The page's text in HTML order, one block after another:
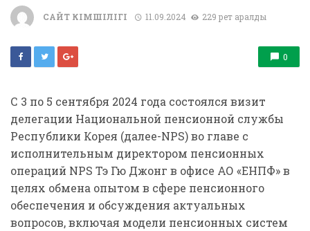
САЙТ ӘКІМШІЛІГІ 11.09.2024 229 рет қаралды
0
С 3 по 5 сентября 2024 года состоялся визит
делегации Национальной пенсионной службы
Республики Корея (далее-NPS) во главе с
исполнительным директором пенсионных
операций NPS Тэ Гю Джонг в офисе АО «ЕНПФ» в
целях обмена опытом в сфере пенсионного
обеспечения и обсуждения актуальных
вопросов, включая модели пенсионных систем